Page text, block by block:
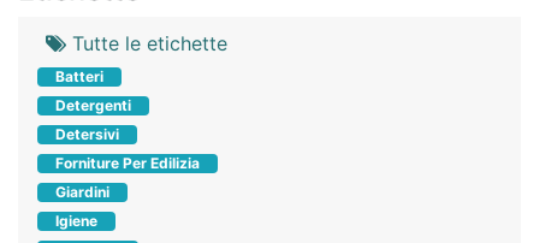
Tutte le etichette
Batteri
Detergenti
Detersivi
Forniture Per Edilizia
Giardini
Igiene